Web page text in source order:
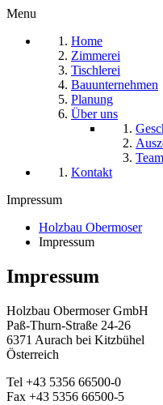
Menu
Home
Zimmerei
Tischlerei
Bauunternehmen
Planung
Über uns
Team
Kontakt
Impressum
Holzbau Obermoser
Impressum
Impressum
Holzbau Obermoser GmbH
Paß-Thurn-Straße 24-26
6371 Aurach bei Kitzbühel
Österreich
Tel +43 5356 66500-0
Fax +43 5356 66500-5